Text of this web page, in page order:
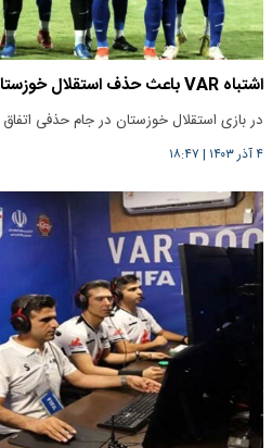
اشتباه VAR باعث حذف استقلال خوزستان شد؟
در بازی استقلال خوزستان در جام حذفی
۴ آذر ۱۴۰۳ | ۱۸:۴۷